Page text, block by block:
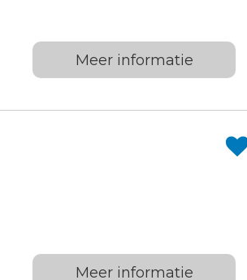
Meer informatie
Meer informatie